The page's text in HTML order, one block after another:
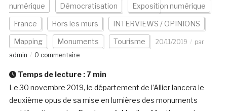
numérique Démocratisation Exposition numérique
France Hors les murs INTERVIEWS / OPINIONS
Mapping Monuments Tourisme 20/11/2019
par
admin
0 commentaire
Temps de lecture :7 min
Le 30 novembre 2019, le département de l’Allier lancera le
deuxième opus de sa mise en lumières des monuments